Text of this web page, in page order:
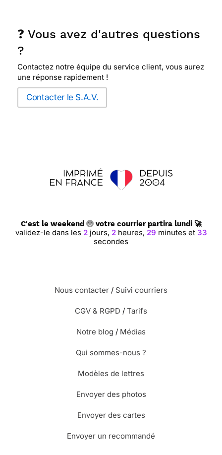
Le 01/05/2012 : Très jolie carte pour les
personnes plus ancienne, elles sont de bon goût.
❓ Vous avez d'autres questions
?
Contactez notre équipe du service client, vous aurez
une réponse rapidement !
Contacter le S.A.V.
C'est le weekend votre courrier partira lundi 🚀
validez-le dans les 2jours, 2heures, 29 minutes et 33
secondes
Nous contacter / Suivi courriers
CGV & RGPD / Tarifs
Notre blog / Médias
Qui sommes-nous ?
Modèles de lettres
Envoyer des photos
Envoyer des cartes
Envoyer un recommandé